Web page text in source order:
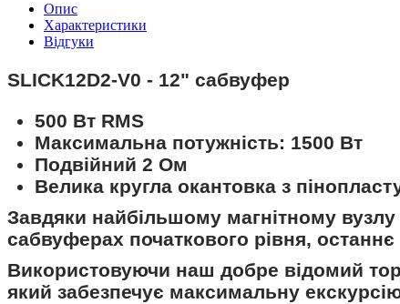
Опис
Характеристики
Відгуки
SLICK12D2-V0 - 12" сабвуфер
500 Вт RMS
Максимальна потужність: 1500 Вт
Подвійний 2 Ом
Велика кругла окантовка з
Завдяки найбільшому магнітному
сабвуферах початкового рівня,
Використовуючи наш добре відомий
який забезпечує максимальну